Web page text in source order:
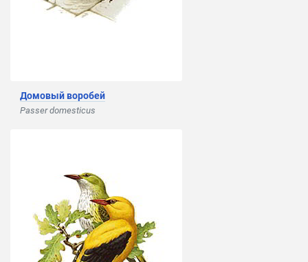
Домовый воробей
Passer domesticus